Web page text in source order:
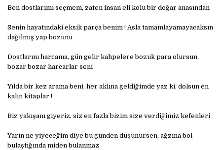
Ben dostlarımı seçmem, zaten insan eli kolu bir doğar anasından
Senin hayatındaki eksik parça benim ! Asla tamamlayamayacaksın
dağılmış yap bozunu
Dostlarını harcama, gün gelir kahpelere bozuk para olursun,
bozar bozar harcarlar seni
Yılda bir kez arama beni, her aklına geldiğimde yaz ki, dolsun en
kalın kitaplar !
Biz yakışanı giyeriz, siz en fazla bizim size verdiğimiz kefenleri
Yarın ne yiyeceğim diye bu günden düşünürsen, ağzına bol
bulaştığında miden bulanmaz